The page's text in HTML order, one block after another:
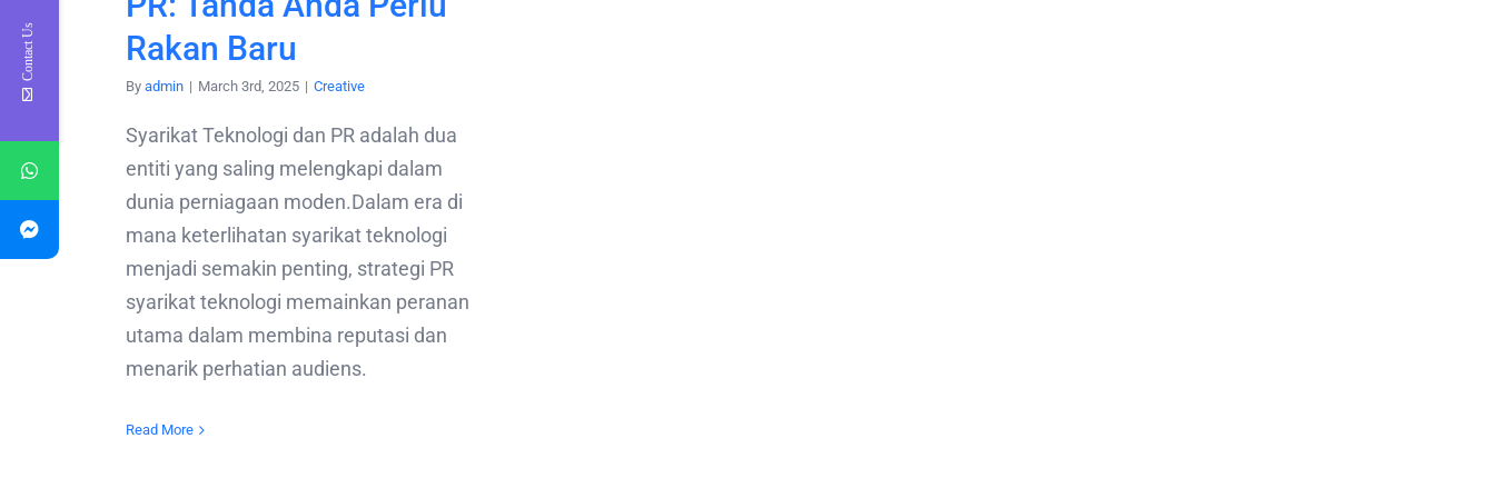
Rakan Baru
By admin | March 3rd, 2025 | Creative
Syarikat Teknologi dan PR adalah dua
entiti yang saling melengkapi dalam
dunia perniagaan moden.Dalam era di
mana keterlihatan syarikat teknologi
menjadi semakin penting, strategi PR
syarikat teknologi memainkan peranan
utama dalam membina reputasi dan
menarik perhatian audiens.
Read More
Contact Us